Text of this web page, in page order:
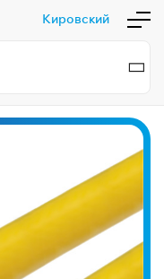
Кировский